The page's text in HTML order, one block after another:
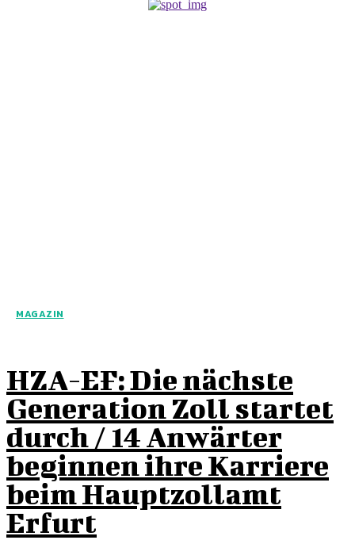
MAGAZIN
HZA-EF: Die nächste
Generation Zoll startet
durch / 14 Anwärter
beginnen ihre Karriere
beim Hauptzollamt
Erfurt